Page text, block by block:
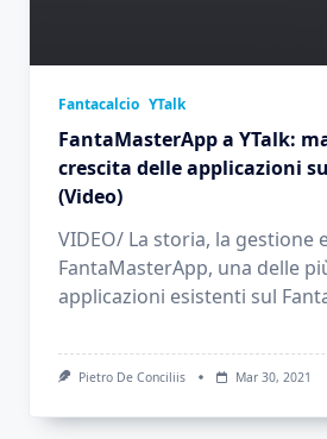
Fantacalcio YTalk
FantaMasterApp a YTalk:
crescita delle applicazioni
(Video)
VIDEO/ La storia, la gestione
FantaMasterApp, una delle
applicazioni esistenti sul
Pietro De Conciliis Mar 30, 2021